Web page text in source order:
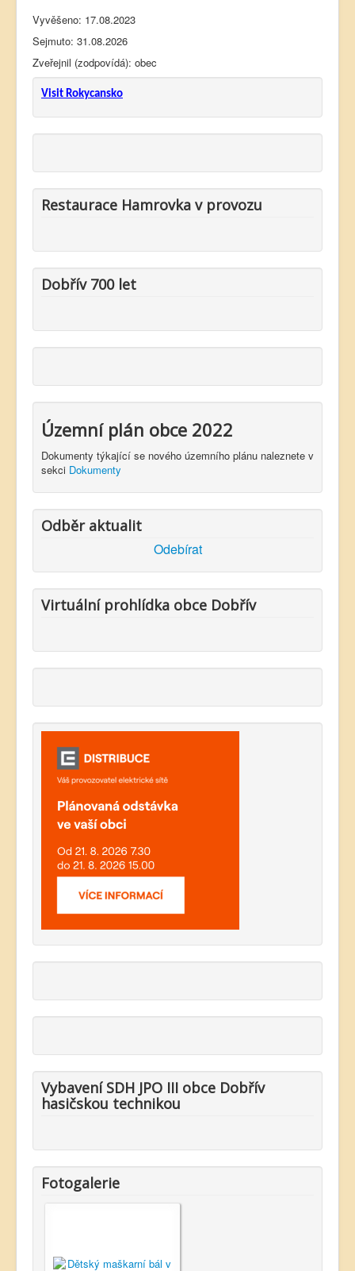
Vyvěšeno: 17.08.2023
Sejmuto: 31.08.2026
Zveřejnil (zodpovídá): obec
Visit Rokycansko
Restaurace Hamrovka v provozu
Dobřív 700 let
Územní plán obce 2022
Dokumenty týkající se nového územního plánu naleznete v
sekci Dokumenty
Odběr aktualit
Odebírat
Virtuální prohlídka obce Dobřív
Vybavení SDH JPO III obce Dobřív
hasičskou technikou
Fotogalerie